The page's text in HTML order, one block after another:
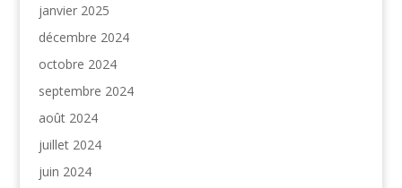
janvier 2025
décembre 2024
octobre 2024
septembre 2024
août 2024
juillet 2024
juin 2024